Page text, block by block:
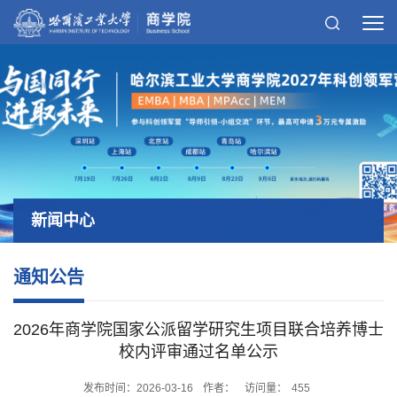
新闻中心
通知公告
2026年商学院国家公派留学研究生项目联合培养博士
校内评审通过名单公示
发布时间：2026-03-16 作者： 访问量： 455